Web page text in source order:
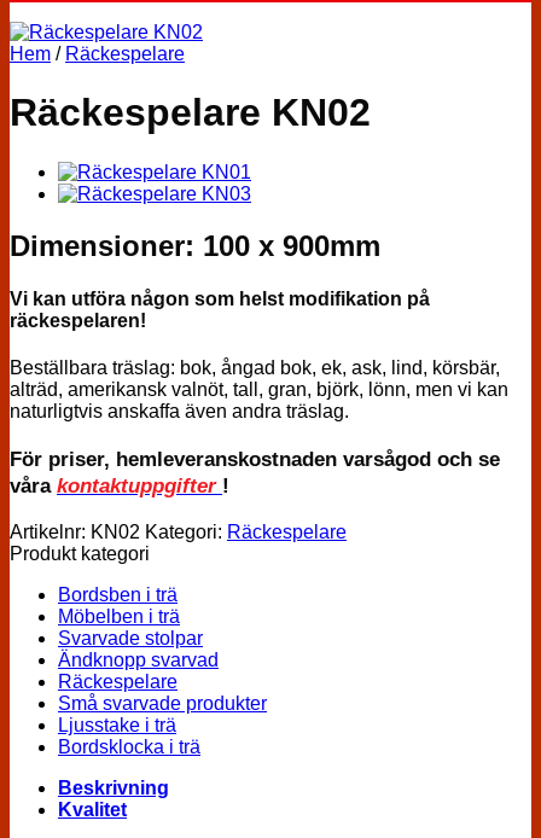
Hem / Räckespelare
Räckespelare KN02
Dimensioner: 100 x 900mm
Vi kan utföra någon som helst modifikation på
räckespelaren!
Beställbara träslag: bok, ångad bok, ek, ask, lind, körsbär,
alträd, amerikansk valnöt, tall, gran, björk, lönn, men vi kan
naturligtvis anskaffa även andra träslag.
För priser, hemleveranskostnaden varsågod och se
våra kontaktuppgifter !
Artikelnr: KN02 Kategori: Räckespelare
Produkt kategori
Bordsben i trä
Möbelben i trä
Svarvade stolpar
Ändknopp svarvad
Räckespelare
Små svarvade produkter
Ljusstake i trä
Bordsklocka i trä
Beskrivning
Kvalitet